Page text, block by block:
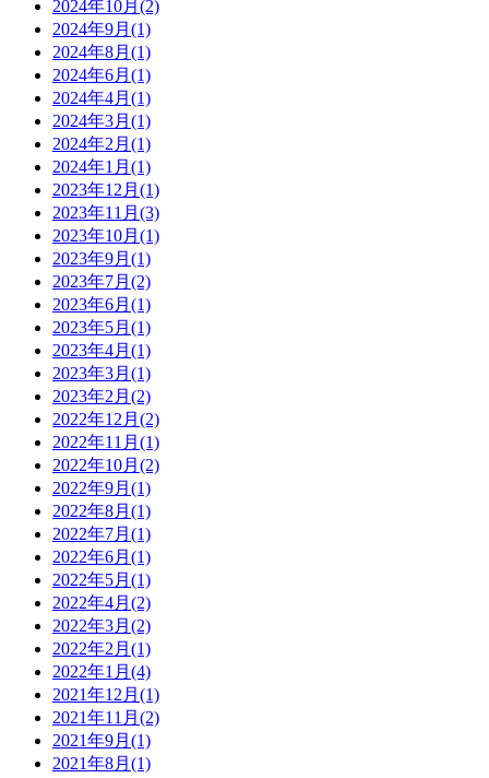
2024年10月(2)
2024年9月(1)
2024年8月(1)
2024年6月(1)
2024年4月(1)
2024年3月(1)
2024年2月(1)
2024年1月(1)
2023年12月(1)
2023年11月(3)
2023年10月(1)
2023年9月(1)
2023年7月(2)
2023年6月(1)
2023年5月(1)
2023年4月(1)
2023年3月(1)
2023年2月(2)
2022年12月(2)
2022年11月(1)
2022年10月(2)
2022年9月(1)
2022年8月(1)
2022年7月(1)
2022年6月(1)
2022年5月(1)
2022年4月(2)
2022年3月(2)
2022年2月(1)
2022年1月(4)
2021年12月(1)
2021年11月(2)
2021年9月(1)
2021年8月(1)